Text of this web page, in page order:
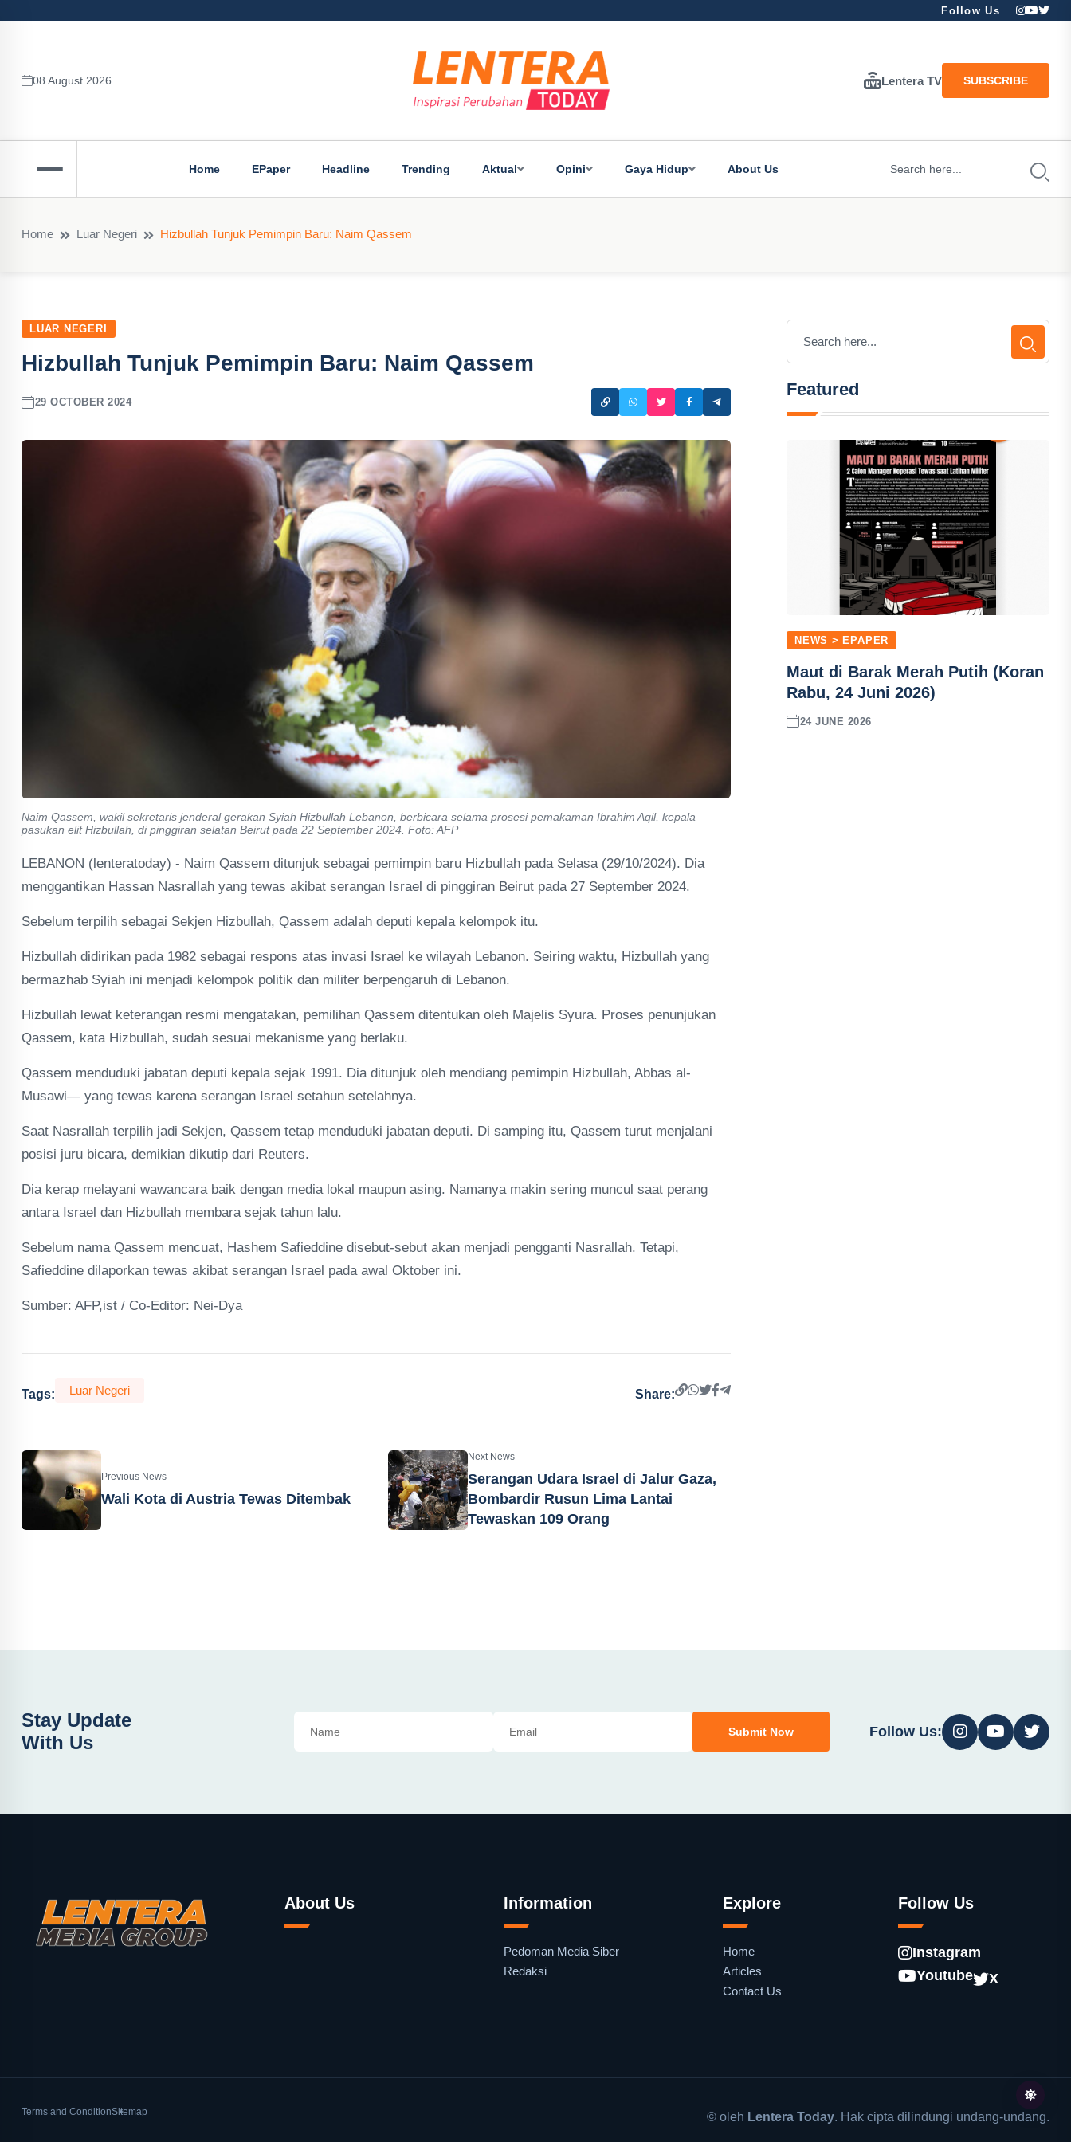
Follow Us
08 August 2026 Lentera TV SUBSCRIBE
Home EPaper Headline Trending Aktual Opini Gaya Hidup About Us
Home Luar Negeri Hizbullah Tunjuk Pemimpin Baru: Naim Qassem
LUAR NEGERI
Hizbullah Tunjuk Pemimpin Baru: Naim Qassem
29 OCTOBER 2024
Naim Qassem, wakil sekretaris jenderal gerakan Syiah Hizbullah Lebanon, berbicara selama prosesi pemakaman Ibrahim Aqil, kepala
pasukan elit Hizbullah, di pinggiran selatan Beirut pada 22 September 2024. Foto: AFP
LEBANON (lenteratoday) - Naim Qassem ditunjuk sebagai pemimpin baru Hizbullah pada Selasa (29/10/2024). Dia
menggantikan Hassan Nasrallah yang tewas akibat serangan Israel di pinggiran Beirut pada 27 September 2024.
Sebelum terpilih sebagai Sekjen Hizbullah, Qassem adalah deputi kepala kelompok itu.
Hizbullah didirikan pada 1982 sebagai respons atas invasi Israel ke wilayah Lebanon. Seiring waktu, Hizbullah yang
bermazhab Syiah ini menjadi kelompok politik dan militer berpengaruh di Lebanon.
Hizbullah lewat keterangan resmi mengatakan, pemilihan Qassem ditentukan oleh Majelis Syura. Proses penunjukan
Qassem, kata Hizbullah, sudah sesuai mekanisme yang berlaku.
Qassem menduduki jabatan deputi kepala sejak 1991. Dia ditunjuk oleh mendiang pemimpin Hizbullah, Abbas al-
Musawi— yang tewas karena serangan Israel setahun setelahnya.
Saat Nasrallah terpilih jadi Sekjen, Qassem tetap menduduki jabatan deputi. Di samping itu, Qassem turut menjalani
posisi juru bicara, demikian dikutip dari Reuters.
Dia kerap melayani wawancara baik dengan media lokal maupun asing. Namanya makin sering muncul saat perang
antara Israel dan Hizbullah membara sejak tahun lalu.
Sebelum nama Qassem mencuat, Hashem Safieddine disebut-sebut akan menjadi pengganti Nasrallah. Tetapi,
Safieddine dilaporkan tewas akibat serangan Israel pada awal Oktober ini.
Sumber: AFP,ist / Co-Editor: Nei-Dya
Tags: Luar Negeri Share:
Previous News
Wali Kota di Austria Tewas Ditembak
Next News
Serangan Udara Israel di Jalur Gaza,
Bombardir Rusun Lima Lantai
Tewaskan 109 Orang
Featured
NEWS > EPAPER
Maut di Barak Merah Putih (Koran
Rabu, 24 Juni 2026)
24 JUNE 2026
Stay Update
With Us
Submit Now Follow Us:
About Us Information
Pedoman Media Siber
Redaksi
Explore
Home
Articles
Contact Us
Follow Us
Instagram
Youtube
X
Terms and ConditionSitemap © oleh Lentera Today. Hak cipta dilindungi undang-undang.